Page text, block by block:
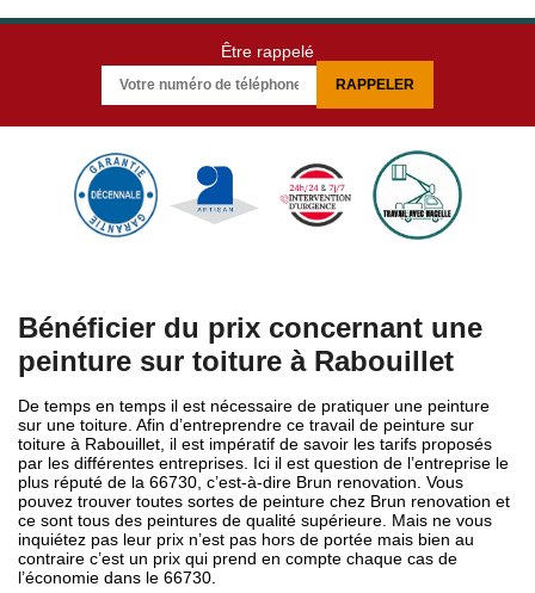
Être rappelé
Bénéficier du prix concernant une
peinture sur toiture à Rabouillet
De temps en temps il est nécessaire de pratiquer une peinture
sur une toiture. Afin d’entreprendre ce travail de peinture sur
toiture à Rabouillet, il est impératif de savoir les tarifs proposés
par les différentes entreprises. Ici il est question de l’entreprise le
plus réputé de la 66730, c’est-à-dire Brun renovation. Vous
pouvez trouver toutes sortes de peinture chez Brun renovation et
ce sont tous des peintures de qualité supérieure. Mais ne vous
inquiétez pas leur prix n’est pas hors de portée mais bien au
contraire c’est un prix qui prend en compte chaque cas de
l’économie dans le 66730.